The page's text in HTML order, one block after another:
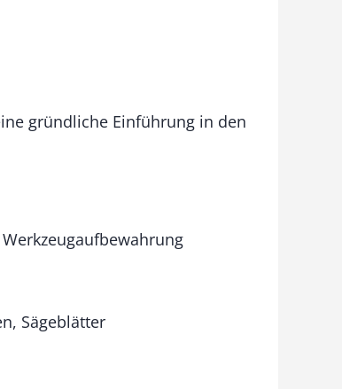
gründliche Einführung in den
Sägeblätter